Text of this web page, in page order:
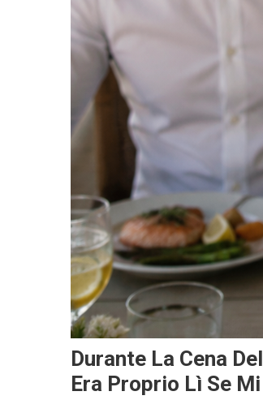
Durante La Cena
Era Proprio Lì Se